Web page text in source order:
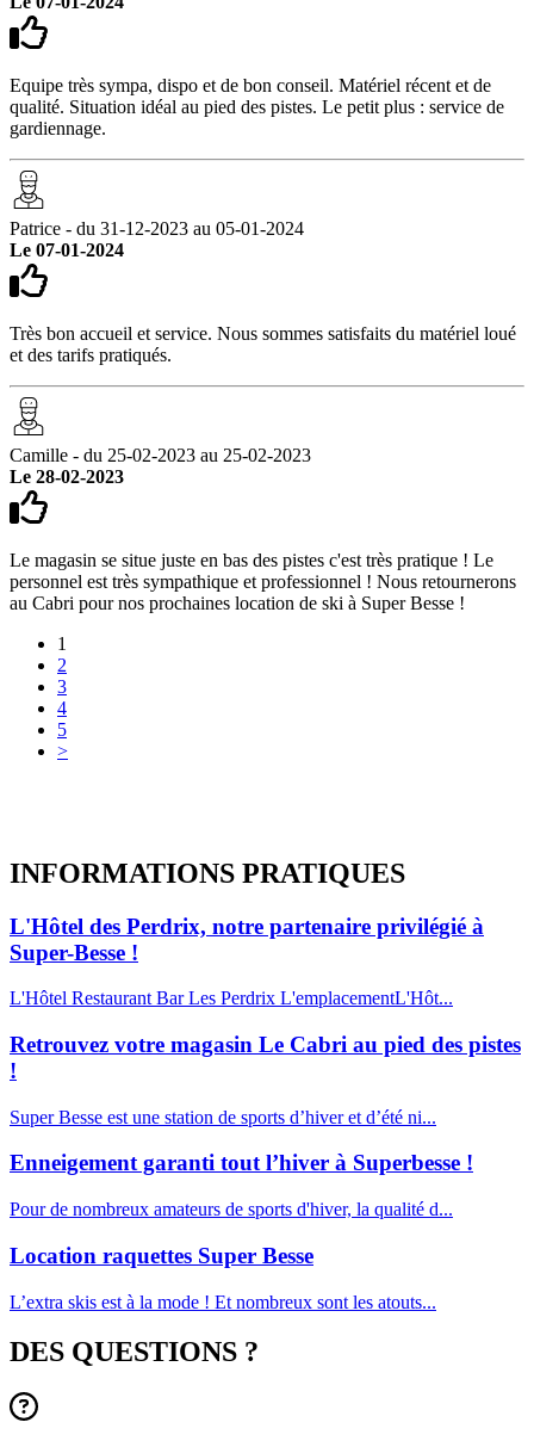
Equipe très sympa, dispo et de bon conseil. Matériel récent et de
qualité. Situation idéal au pied des pistes. Le petit plus : service de
gardiennage.
Patrice - du 31-12-2023 au 05-01-2024
Le 07-01-2024
Très bon accueil et service. Nous sommes satisfaits du matériel loué
et des tarifs pratiqués.
Camille - du 25-02-2023 au 25-02-2023
Le 28-02-2023
Le magasin se situe juste en bas des pistes c'est très pratique ! Le
personnel est très sympathique et professionnel ! Nous retournerons
au Cabri pour nos prochaines location de ski à Super Besse !
1
2
3
4
5
>
INFORMATIONS PRATIQUES
L'Hôtel des Perdrix, notre partenaire privilégié à
Super-Besse !
L'Hôtel Restaurant Bar Les Perdrix L'emplacementL'Hôt...
Retrouvez votre magasin Le Cabri au pied des pistes
!
Super Besse est une station de sports d’hiver et d’été ni...
Enneigement garanti tout l’hiver à Superbesse !
Pour de nombreux amateurs de sports d'hiver, la qualité d...
Location raquettes Super Besse
L’extra skis est à la mode ! Et nombreux sont les atouts...
DES QUESTIONS ?